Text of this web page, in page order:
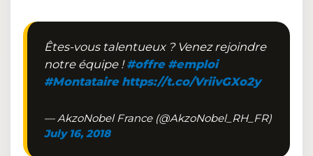
Êtes-vous talentueux ? Venez rejoindre
notre équipe !#offre #emploi
#Montataire https://t.co/VriivGXo2y
— AkzoNobel France (@AkzoNobel_RH_FR)
July 16, 2018